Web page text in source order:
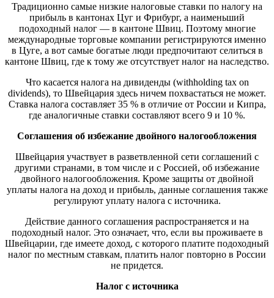
Традиционно самые низкие налоговые ставки по налогу на
прибыль в кантонах Цуг и Фрибург, а наименьший
подоходный налог — в кантоне Швиц. Поэтому многие
международные торговые компании регистрируются именно
в Цуге, а вот самые богатые люди предпочитают селиться в
кантоне Швиц, где к тому же отсутствует налог на наследство.
Что касается налога на дивиденды (withholding tax on
dividends), то Швейцария здесь ничем похвастаться не может.
Ставка налога составляет 35 % в отличие от России и Кипра,
где аналогичные ставки составляют всего 9 и 10 %.
Соглашения об избежание двойного налогообложения
Швейцария участвует в разветвленной сети соглашений с
другими странами, в том числе и с Россией, об избежание
двойного налогообложения. Кроме защиты от двойной
уплаты налога на доход и прибыль, данные соглашения также
регулируют уплату налога с источника.
Действие данного соглашения распространяется и на
подоходный налог. Это означает, что, если вы проживаете в
Швейцарии, где имеете доход, с которого платите подоходный
налог по местным ставкам, платить налог повторно в России
не придется.
Налог с источника